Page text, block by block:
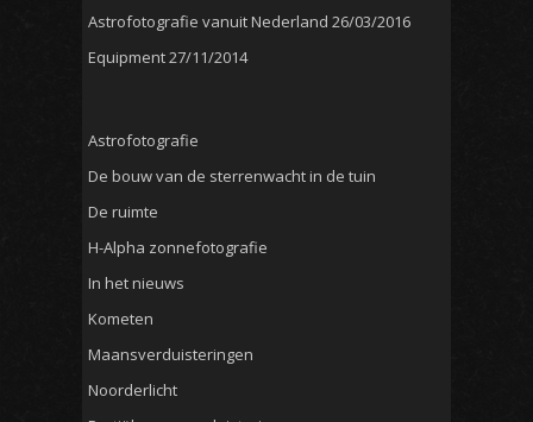
Astrofotografie vanuit Nederland 26/03/2016
Equipment27/11/2014
Astrofotografie
De bouw van de sterrenwacht in de tuin
De ruimte
H-Alpha zonnefotografie
In het nieuws
Kometen
Maansverduisteringen
Noorderlicht